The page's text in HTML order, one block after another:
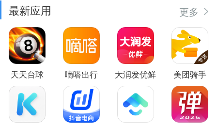
最新应用 更多
天天台球 嘀嗒出行 大润发优鲜 美团骑手